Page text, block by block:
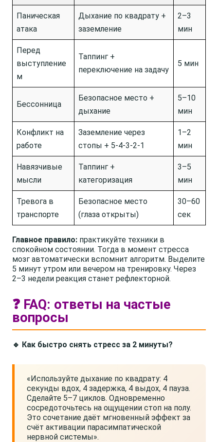
Паническая
атака
Дыхание по квадрату +
заземление
2–3
мин
Перед
выступление
м
Таппинг +
переключение на задачу
5 мин
Бессонница
Безопасное место +
дыхание
5–10
мин
Конфликт на
работе
Заземление через
стопы + 5-4-3-2-1
1–2
мин
Навязчивые
мысли
Таппинг +
категоризация
3–5
мин
Тревога в
транспорте
Безопасное место
(глаза открыты)
30–60
сек
Главное правило: практикуйте техники в
спокойном состоянии. Тогда в момент стресса
мозг автоматически вспомнит алгоритм. Выделите
5 минут утром или вечером на тренировку. Через
2–3 недели реакция станет рефлекторной.
❓ FAQ: ответы на частые
вопросы
🔹 Как быстро снять стресс за 2 минуты?
«Используйте дыхание по квадрату: 4
секунды вдох, 4 задержка, 4 выдох, 4 пауза.
Сделайте 5–7 циклов. Одновременно
сосредоточьтесь на ощущении стоп на полу.
Это сочетание даёт мгновенный эффект за
счёт активации парасимпатической
нервной системы».